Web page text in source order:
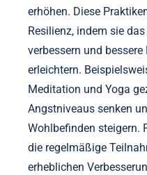
erhöhen. Diese
Resilienz, indem sie
verbessern und
erleichtern.
Meditation und Yoga
Angstniveaus senken
Wohlbefinden steigern.
die regelmäßige
erheblichen